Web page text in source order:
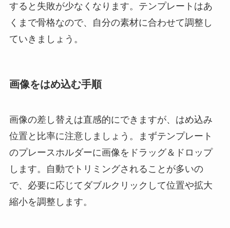
すると失敗が少なくなります。テンプレートはあ
くまで骨格なので、自分の素材に合わせて調整し
ていきましょう。
画像をはめ込む手順
画像の差し替えは直感的にできますが、はめ込み
位置と比率に注意しましょう。まずテンプレート
のプレースホルダーに画像をドラッグ＆ドロップ
します。自動でトリミングされることが多いの
で、必要に応じてダブルクリックして位置や拡大
縮小を調整します。